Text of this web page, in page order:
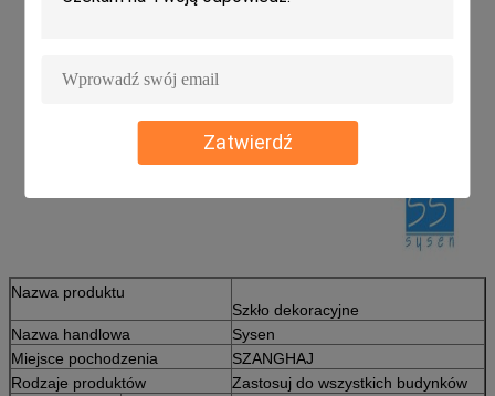
Zatwierdź
Nazwa produktu
Szkło dekoracyjne
Nazwa handlowa
Sysen
Miejsce pochodzenia
SZANGHAJ
Rodzaje produktów
Zastosuj do wszystkich budynków